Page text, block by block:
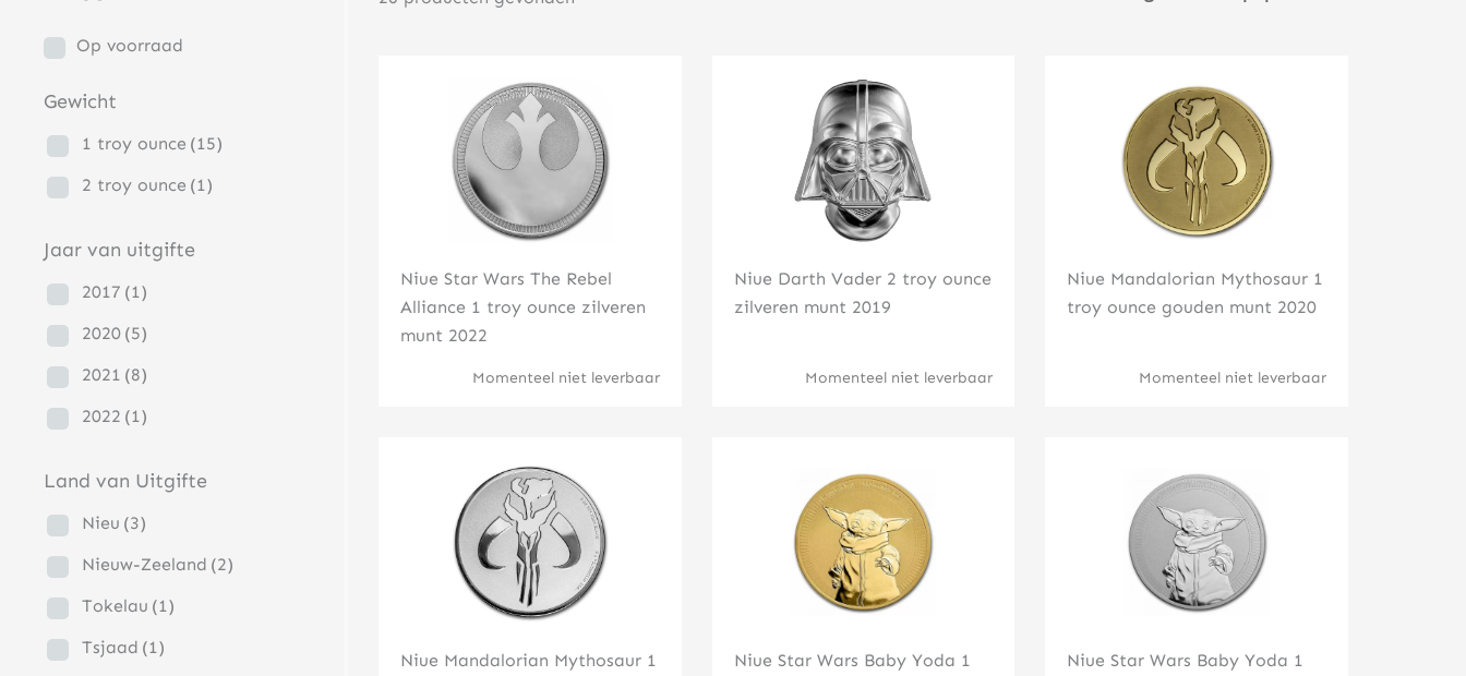
Op voorraad
Gewicht
1 troy ounce (15)
2 troy ounce (1)
Jaar van uitgifte
2017 (1)
2020 (5)
2021 (8)
2022 (1)
Land van Uitgifte
Nieu (3)
Nieuw-Zeeland (2)
Tokelau (1)
Tsjaad (1)
Niue Star Wars The Rebel
Alliance 1 troy ounce zilveren
munt 2022
Momenteel niet leverbaar
Klik hier
Niue Darth Vader 2 troy ounce
zilveren munt 2019
Momenteel niet leverbaar
Klik hier
Niue Mandalorian Mythosaur 1
troy ounce gouden munt 2020
Momenteel niet leverbaar
Klik hier
Niue Mandalorian Mythosaur 1
Klik hier
Niue Star Wars Baby Yoda 1
Niue Star Wars Baby Yoda 1